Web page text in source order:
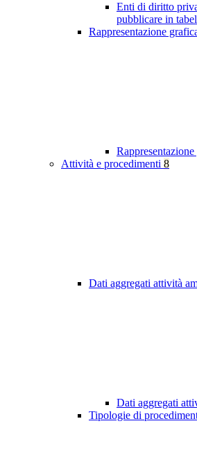
Enti di diritto
pubblicare in
Rappresentazione
Attività e procedimenti 8
Dati aggregati attività
Dati aggregati
Tipologie di